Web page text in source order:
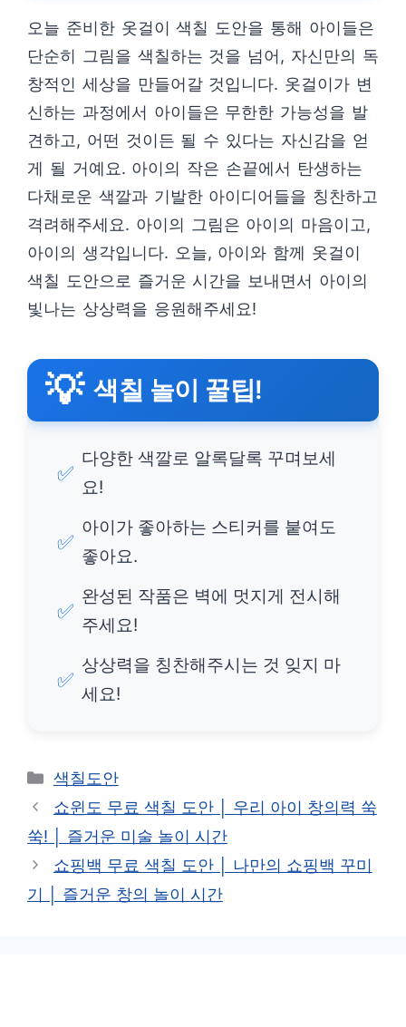
오늘 준비한 옷걸이 색칠 도안을 통해 아이들은
단순히 그림을 색칠하는 것을 넘어, 자신만의 독
창적인 세상을 만들어갈 것입니다. 옷걸이가 변
신하는 과정에서 아이들은 무한한 가능성을 발
견하고, 어떤 것이든 될 수 있다는 자신감을 얻
게 될 거예요. 아이의 작은 손끝에서 탄생하는
다채로운 색깔과 기발한 아이디어들을 칭찬하고
격려해주세요. 아이의 그림은 아이의 마음이고,
아이의 생각입니다. 오늘, 아이와 함께 옷걸이
색칠 도안으로 즐거운 시간을 보내면서 아이의
빛나는 상상력을 응원해주세요!
💡 색칠 놀이 꿀팁!
✅
다양한 색깔로 알록달록 꾸며보세
요!
✅
아이가 좋아하는 스티커를 붙여도
좋아요.
✅
완성된 작품은 벽에 멋지게 전시해
주세요!
✅
상상력을 칭찬해주시는 것 잊지 마
세요!
카
테
고
리
색칠도안
쇼윈도 무료 색칠 도안 │ 우리 아이 창의력 쑥
쑥! │ 즐거운 미술 놀이 시간
쇼핑백 무료 색칠 도안 │ 나만의 쇼핑백 꾸미
기 │ 즐거운 창의 놀이 시간